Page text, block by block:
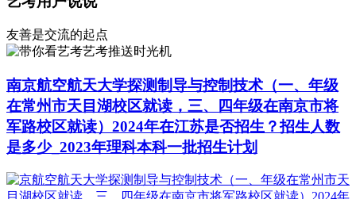
友善是交流的起点
艺考推送时光机
南京航空航天大学探测制导与控制技术（一、年级
在常州市天目湖校区就读，三、四年级在南京市将
军路校区就读）2024年在江苏是否招生？招生人数
是多少_2023年理科本科一批招生计划